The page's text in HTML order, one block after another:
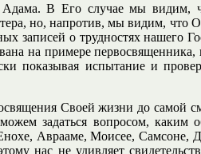
В Его случае мы видим,
но, напротив, мы видим,
записей о трудностях нашего
на примере первосвященника,
показывая испытание и
Своей жизни до самой
задаться вопросом, каким
Енохе, Аврааме, Моисее,
нас не удивляет